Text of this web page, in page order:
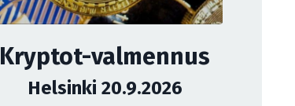
Kryptot-valmennus
Helsinki 20.9.2026